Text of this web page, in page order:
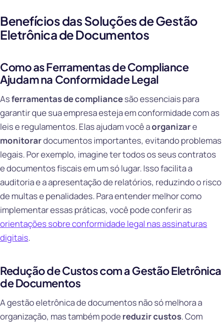
Benefícios das Soluções de Gestão
Eletrônica de Documentos
Como as Ferramentas de Compliance
Ajudam na Conformidade Legal
Asferramentas de compliancesão essenciais para
garantir que sua empresa esteja em conformidade com as
leis e regulamentos. Elas ajudam você aorganizare
monitorardocumentos importantes, evitando problemas
legais. Por exemplo, imagine ter todos os seus contratos
e documentos fiscais em um só lugar. Isso facilita a
auditoria e a apresentação de relatórios, reduzindo o risco
de multas e penalidades. Para entender melhor como
implementar essas práticas, você pode conferir as
orientações sobre conformidade legal nas assinaturas
digitais.
Redução de Custos com a Gestão Eletrônica
de Documentos
A gestão eletrônica de documentos não só melhora a
organização, mas também podereduzir custos. Com